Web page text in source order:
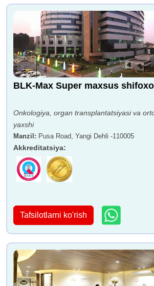
BLK-Max Super maxsus
Onkologiya, organ transplantatsiyasi va
yaxshi
Manzil : Pusa Road, Yangi Dehli -110005
Akkreditatsiya:
Tafsilotlarni ko'rish